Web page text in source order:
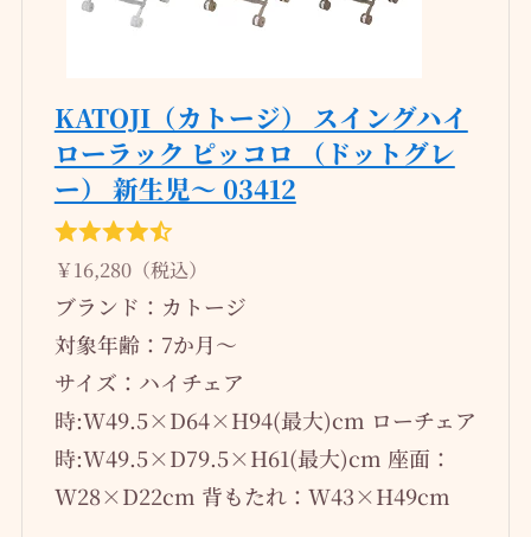
KATOJI（カトージ） スイングハイ
ローラック ピッコロ （ドットグレ
ー） 新生児～ 03412
￥16,280（税込）
ブランド：カトージ
対象年齢：‎7か月～
サイズ：ハイチェア
時:W49.5×D64×H94(最大)cm ローチェア
時:W49.5×D79.5×H61(最大)cm 座面：
W28×D22cm 背もたれ：W43×H49cm